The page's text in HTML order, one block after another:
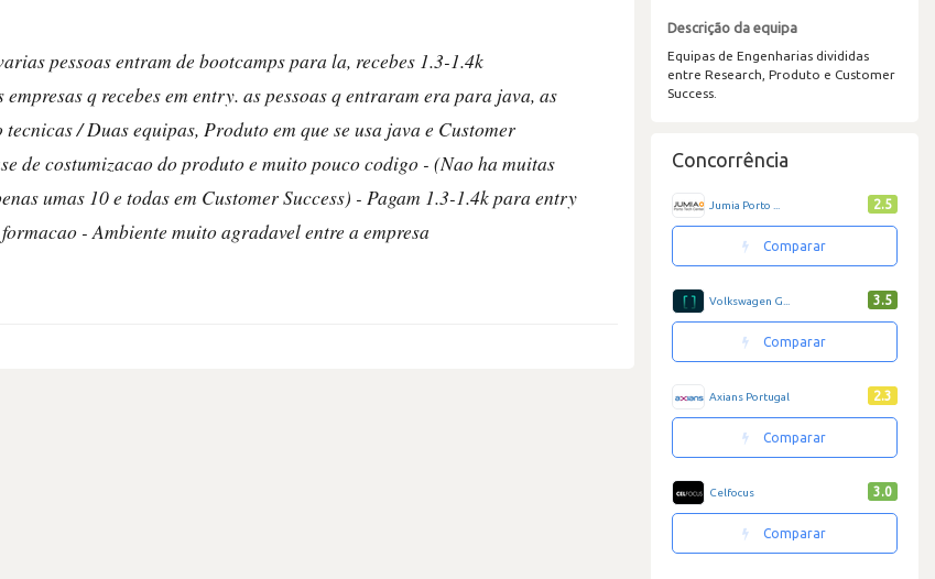
pessoas entram de bootcamps para la, recebes 1.3-1.4k
q recebes em entry. as pessoas q entraram era para java, as
/ Duas equipas, Produto em que se usa java e Customer
de costumizacao do produto e muito pouco codigo - (Nao ha muitas
umas 10 e todas em Customer Success) - Pagam 1.3-1.4k para entry
- Ambiente muito agradavel entre a empresa
Descrição da equipa
Equipas de Engenharias divididas
entre Research, Produto e Customer
Success.
Concorrência
Jumia Porto ... 2.5
Comparar
Volkswagen G... 3.5
Comparar
Axians Portugal 2.3
Comparar
Celfocus 3.0
Comparar